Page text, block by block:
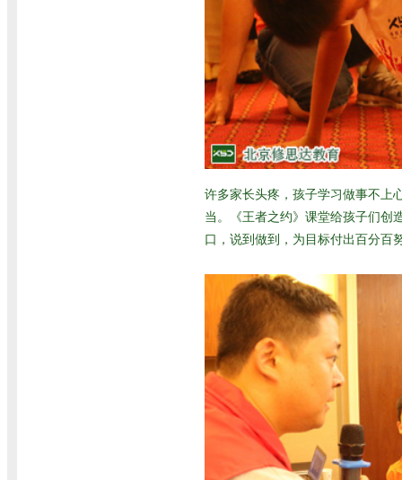
许多家长头疼，孩子学习做事不上
当。《王者之约》课堂给孩子们创
口，说到做到，为目标付出百分百